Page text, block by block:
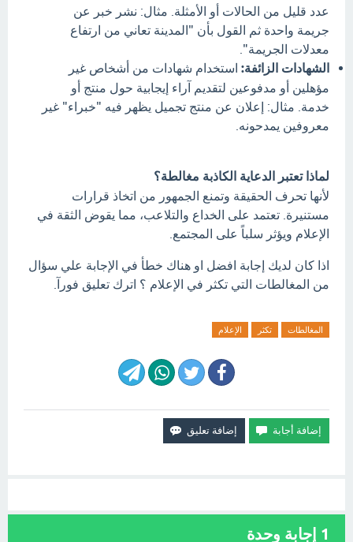
عدد قليل من الحالات أو الأمثلة. مثال: نشر خبر عن
جريمة واحدة ثم القول بأن "المدينة تعاني من ارتفاع
معدلات الجريمة".
الشهادات الزائفة: استخدام شهادات من أشخاص غير
مؤهلين أو مدفوعين لتقديم آراء إيجابية حول منتج أو
خدمة. مثال: إعلان عن منتج تجميل يظهر فيه "خبراء" غير
معروفين يمدحونه.
لماذا تعتبر الدعاية الكاذبة مغالطة؟
لأنها تحرف الحقيقة وتمنع الجمهور من اتخاذ قرارات
مستنيرة. تعتمد على الخداع والتلاعب، مما يقوض الثقة في
الإعلام ويؤثر سلباً على المجتمع.
اذا كان لديك إجابة افضل او هناك خطأ في الإجابة علي سؤال
من المغالطات التي تكثر في الإعلام ؟ اترك تعليق فورآ.
المغالطات تكثر الإعلام
1 إجابة وحدة